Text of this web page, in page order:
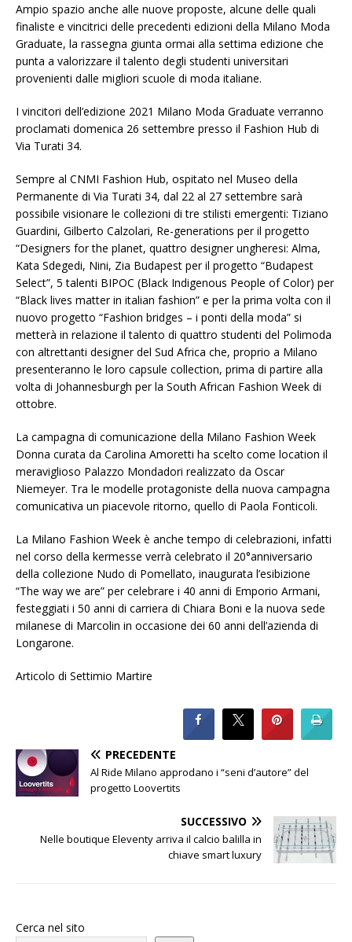
Ampio spazio anche alle nuove proposte, alcune delle quali
finaliste e vincitrici delle precedenti edizioni della Milano Moda
Graduate, la rassegna giunta ormai alla settima edizione che
punta a valorizzare il talento degli studenti universitari
provenienti dalle migliori scuole di moda italiane.
I vincitori dell’edizione 2021 Milano Moda Graduate verranno
proclamati domenica 26 settembre presso il Fashion Hub di
Via Turati 34.
Sempre al CNMI Fashion Hub, ospitato nel Museo della
Permanente di Via Turati 34, dal 22 al 27 settembre sarà
possibile visionare le collezioni di tre stilisti emergenti: Tiziano
Guardini, Gilberto Calzolari, Re-generations per il progetto
“Designers for the planet, quattro designer ungheresi: Alma,
Kata Sdegedi, Nini, Zia Budapest per il progetto “Budapest
Select”, 5 talenti BIPOC (Black Indigenous People of Color) per
“Black lives matter in italian fashion” e per la prima volta con il
nuovo progetto “Fashion bridges – i ponti della moda” si
metterà in relazione il talento di quattro studenti del Polimoda
con altrettanti designer del Sud Africa che, proprio a Milano
presenteranno le loro capsule collection, prima di partire alla
volta di Johannesburgh per la South African Fashion Week di
ottobre.
La campagna di comunicazione della Milano Fashion Week
Donna curata da Carolina Amoretti ha scelto come location il
meraviglioso Palazzo Mondadori realizzato da Oscar
Niemeyer. Tra le modelle protagoniste della nuova campagna
comunicativa un piacevole ritorno, quello di Paola Fonticoli.
La Milano Fashion Week è anche tempo di celebrazioni, infatti
nel corso della kermesse verrà celebrato il 20°anniversario
della collezione Nudo di Pomellato, inaugurata l’esibizione
“The way we are” per celebrare i 40 anni di Emporio Armani,
festeggiati i 50 anni di carriera di Chiara Boni e la nuova sede
milanese di Marcolin in occasione dei 60 anni dell’azienda di
Longarone.
Articolo di Settimio Martire
PRECEDENTE
Al Ride Milano approdano i “seni d’autore” del
progetto Loovertits
SUCCESSIVO
Nelle boutique Eleventy arriva il calcio balilla in
chiave smart luxury
Cerca nel sito